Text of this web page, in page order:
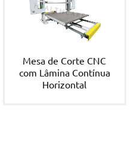
Mesa de Corte CNC
com Lâmina Contínua
Horizontal